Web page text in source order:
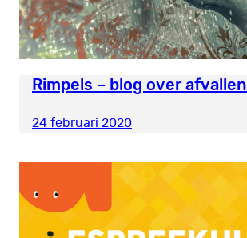
Rimpels – blog over afvallen
24 februari 2020